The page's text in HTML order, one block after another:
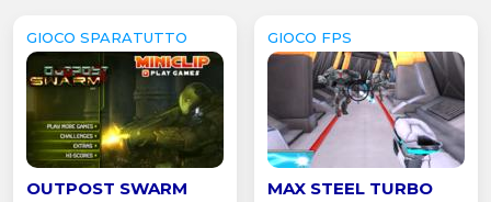
GIOCO SPARATUTTO
OUTPOST SWARM
GIOCO FPS
MAX STEEL TURBO